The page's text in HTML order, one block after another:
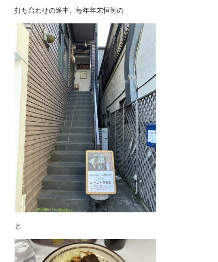
打ち合わせの途中、毎年年末恒例の
と